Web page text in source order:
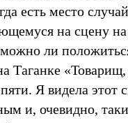
есть место
на сцену
ли
Таганке
Я видела этот
и, очевидно,